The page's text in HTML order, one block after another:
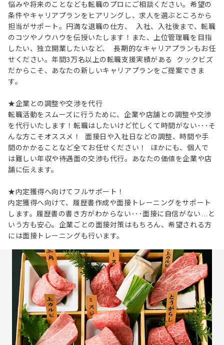
悩みや将来のことなども転職のプロにご相談ください。希望の
条件やキャリアプランをヒアリングし、求人を選ぶところから
担当がサポート。円満な退職の仕方、 入社、入社後まで、転職
のコツやノウハウを伝授いたします！また、上位管理職を目指
したい、独立開業したいなど、 長期的なキャリアプランもお任
せください。年間3万名以上の転職支援実績がある クックビズ
だからこそ、あなたの新しいキャリアプランをご提案できま
す。
★企業との調整や交渉を代行
転職活動をスムーズに行うために、企業や店舗との調整や交渉
を代行いたします！転職はしたいけど忙しくて時間がない･･･そ
んな方こそオススメ！ 面接日や入社日などの調整、時間や手
間のかかることなど全てお任せください！ ほかにも、個人で
は難しい年収や待遇面の交渉も代行。あなたの価値を企業や店
舗に伝えます。
★内定獲得へ向けてフルサポート！
内定獲得へ向けて、履歴書作成や面接トレーニングをサポート
します。履歴書の書き方がわからない･･･面接に自信がない…と
いう方も安心。企業ごとの面接対策はもちろん、希望される方
には面接トレーニングも行います。